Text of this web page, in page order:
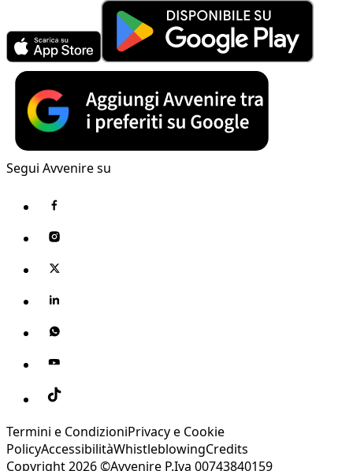
Segui Avvenire su
Termini e CondizioniPrivacy e Cookie
PolicyAccessibilitàWhistleblowingCredits
Copyright 2026 ©Avvenire P.Iva 00743840159